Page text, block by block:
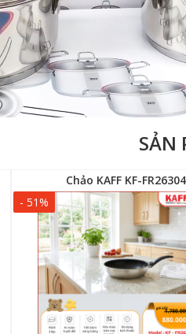
SẢN
Chảo KAFF KF-FR26304
- 51%